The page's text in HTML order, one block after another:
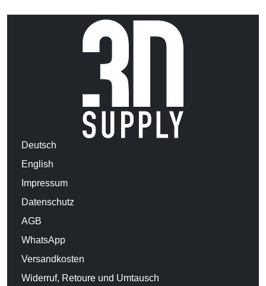
Deutsch
English
Impressum
Datenschutz
AGB
WhatsApp
Versandkosten
Widerruf, Retoure und Umtausch